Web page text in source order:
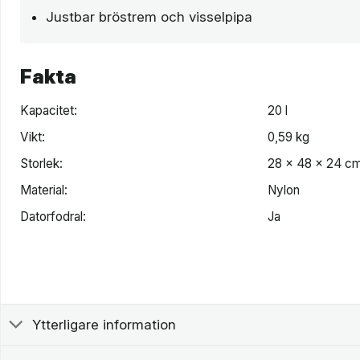
Justbar bröstrem och visselpipa
Fakta
Kapacitet:
20 l
Vikt:
0,59 kg
Storlek:
28 x 48 x 24
Material:
Nylon
Datorfodral:
Ja
Ytterligare information